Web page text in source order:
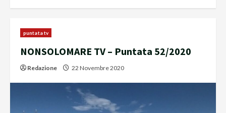
puntata tv
NONSOLOMARE TV – Puntata 52/2020
Redazione 22 Novembre 2020